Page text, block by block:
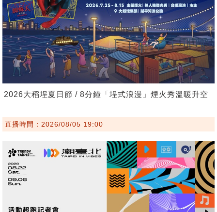
2026大稻埕夏日節 / 8分鐘「埕式浪漫」煙火秀溫暖升空
直播時間：2026/08/05 19:00